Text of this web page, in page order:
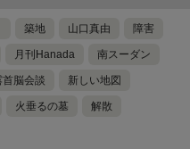
築地 山口真由 障害
月刊Hanada 南スーダン
首脳会談 新しい地図
火垂るの墓 解散